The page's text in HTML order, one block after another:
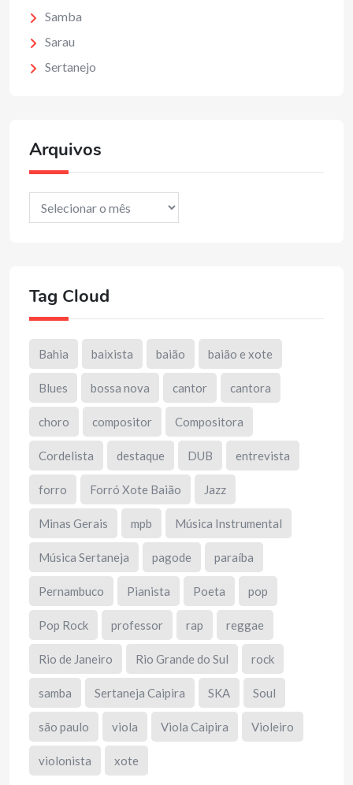
Samba
Sarau
Sertanejo
Arquivos
Arquivos
Tag Cloud
Bahia baixista baião baião e xote
Blues bossa nova cantor cantora
choro compositor Compositora
Cordelista destaque DUB entrevista
forro Forró Xote Baião Jazz
Minas Gerais mpb Música Instrumental
Música Sertaneja pagode paraíba
Pernambuco Pianista Poeta pop
Pop Rock professor rap reggae
Rio de Janeiro Rio Grande do Sul rock
samba Sertaneja Caipira SKA Soul
são paulo viola Viola Caipira Violeiro
violonista xote